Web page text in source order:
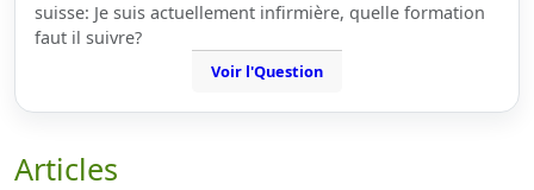
suisse: Je suis actuellement infirmière, quelle formation
faut il suivre?
Voir l'Question
Articles